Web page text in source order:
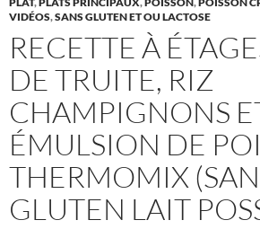
VIDÉOS,SANS GLUTEN ET OU LACTOSE
RECETTE À
DE TRUITE, RIZ
CHAMPIGNONS
ÉMULSION DE
THERMOMIX
GLUTEN LAIT